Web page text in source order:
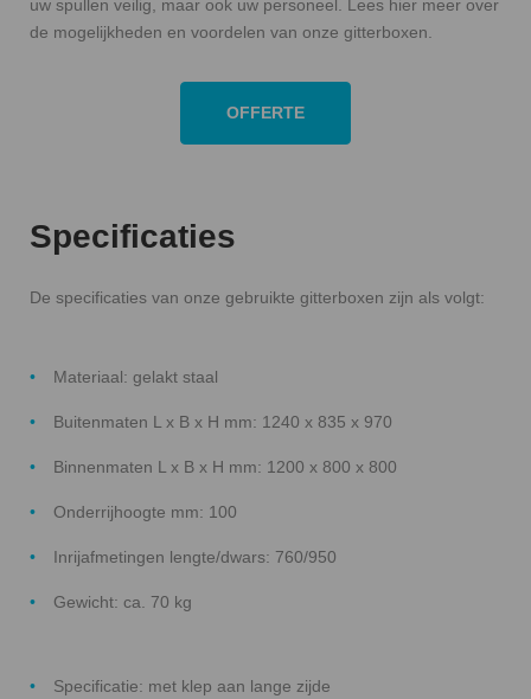
uw spullen veilig, maar ook uw personeel. Lees hier meer over
de mogelijkheden en voordelen van onze gitterboxen.
OFFERTE
Specificaties
De specificaties van onze gebruikte gitterboxen zijn als volgt:
Materiaal: gelakt staal
Buitenmaten L x B x H mm: 1240 x 835 x 970
Binnenmaten L x B x H mm: 1200 x 800 x 800
Onderrijhoogte mm: 100
Inrijafmetingen lengte/dwars: 760/950
Gewicht: ca. 70 kg
Specificatie: met klep aan lange zijde